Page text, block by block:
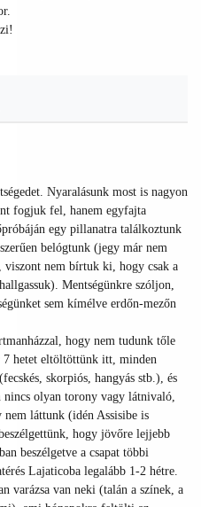
Nyaralásunk most is nagyon
fogjuk fel, hanem egyfajta
egy pillanatra találkoztunk
belógtunk (jegy már nem
nem bírtuk ki, hogy csak a
Mentségünkre szóljon,
sem kímélve erdőn-mezőn
hogy nem tudunk tőle
7 hetet eltöltöttünk itt, minden
skorpiós, hangyás stb.), és
olyan torony vagy látnivaló,
láttunk (idén Assisibe is
hogy jövőre lejjebb
beszélgetve a csapat többi
Lajaticoba legalább 1-2 hétre.
varázsa van neki (talán a színek, a